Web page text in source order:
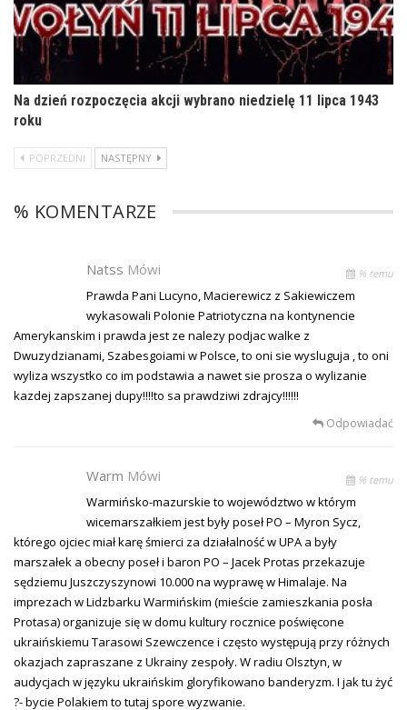
Na dzień rozpoczęcia akcji wybrano niedzielę 11 lipca 1943
roku
POPRZEDNI NASTĘPNY
% KOMENTARZE
Natss Mówi % temu
Prawda Pani Lucyno, Macierewicz z Sakiewiczem
wykasowali Polonie Patriotyczna na kontynencie
Amerykanskim i prawda jest ze nalezy podjac walke z
Dwuzydzianami, Szabesgoiami w Polsce, to oni sie wysluguja , to oni
wyliza wszystko co im podstawia a nawet sie prosza o wylizanie
kazdej zapszanej dupy!!!!to sa prawdziwi zdrajcy!!!!!!
Odpowiadać
Warm Mówi % temu
Warmińsko-mazurskie to województwo w którym
wicemarszałkiem jest były poseł PO – Myron Sycz,
którego ojciec miał karę śmierci za działalność w UPA a były
marszałek a obecny poseł i baron PO – Jacek Protas przekazuje
sędziemu Juszczyszynowi 10.000 na wyprawę w Himalaje. Na
imprezach w Lidzbarku Warmińskim (mieście zamieszkania posła
Protasa) organizuje się w domu kultury rocznice poświęcone
ukraińskiemu Tarasowi Szewczence i często występują przy różnych
okazjach zapraszane z Ukrainy zespoły. W radiu Olsztyn, w
audycjach w języku ukraińskim gloryfikowano banderyzm. I jak tu żyć
?- bycie Polakiem to tutaj spore wyzwanie.